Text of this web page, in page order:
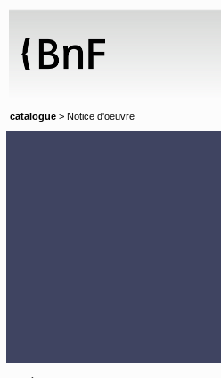
catalogue > Notice d'oeuvre